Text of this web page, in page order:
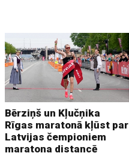
Bērziņš un Kļučņika
Rīgas maratonā kļūst par
Latvijas čempioniem
maratona distancē